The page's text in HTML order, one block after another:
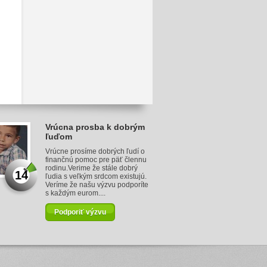
14
Vrúcna prosba k dobrým
ľuďom
Vrúcne prosíme dobrých ľudí o
finančnú pomoc pre päť člennu
rodinu.Verime že stále dobrý
ľudia s veľkým srdcom existujú.
Veríme že našu výzvu podporíte
s každým eurom....
Podporiť výzvu